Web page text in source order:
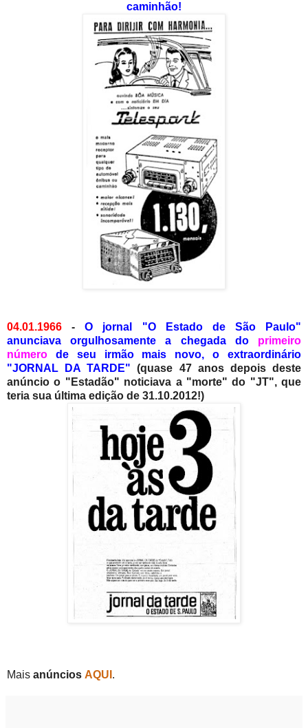
caminhão!
04.01.1966 -O jornal "O Estado de São Paulo"
anunciava orgulhosamente a chegada do primeiro
número de seu irmão mais novo, o extraordinário
"JORNAL DA TARDE"
(quase 47 anos depois deste
anúncio o "Estadão" noticiava a "morte" do "JT", que
teria sua última edição de 31.10.2012!)
Mais anúncios AQUI .